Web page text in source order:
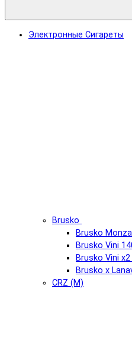
Электронные Сигареты
Brusko
Brusko
Brusko Vini
Brusko Vini
Brusko x
CRZ (М)